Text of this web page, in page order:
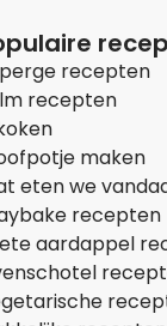
recepten
recepten
maken
eten we
recepten
aardappel